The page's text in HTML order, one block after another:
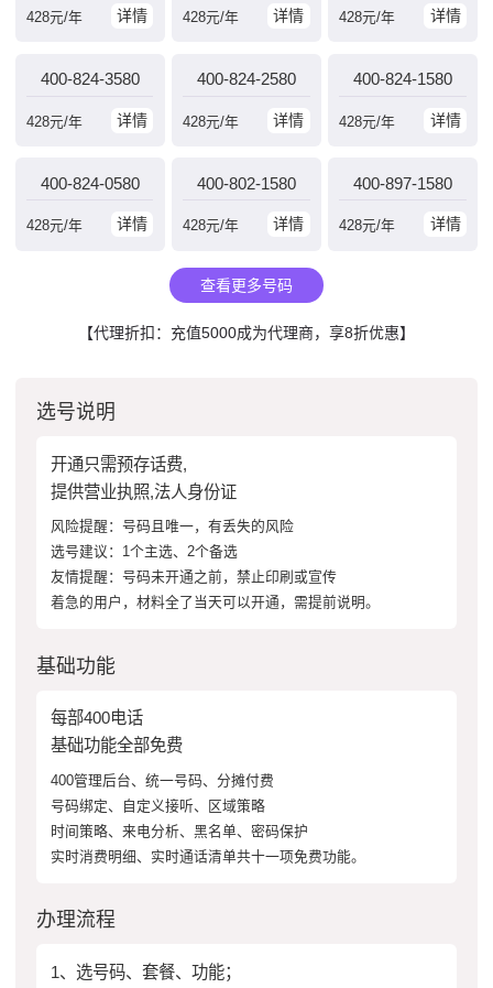
详情
428元/年 详情
428元/年 详情
428元/年
400-824-3580
详情
428元/年
400-824-2580
详情
428元/年
400-824-1580
详情
428元/年
400-824-0580
详情
428元/年
400-802-1580
详情
428元/年
400-897-1580
详情
428元/年
查看更多号码
【代理折扣：充值5000成为代理商，享8折优惠】
选号说明
开通只需预存话费,
提供营业执照,法人身份证
风险提醒：号码且唯一，有丢失的风险
选号建议：1个主选、2个备选
友情提醒：号码未开通之前，禁止印刷或宣传
着急的用户，材料全了当天可以开通，需提前说明。
基础功能
每部400电话
基础功能全部免费
400管理后台、统一号码、分摊付费
号码绑定、自定义接听、区域策略
时间策略、来电分析、黑名单、密码保护
实时消费明细、实时通话清单共十一项免费功能。
办理流程
1、选号码、套餐、功能；